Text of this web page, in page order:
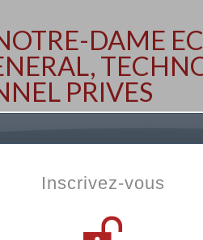
DAME
PRIVES
Imprimer Retour
Inscrivez-vous